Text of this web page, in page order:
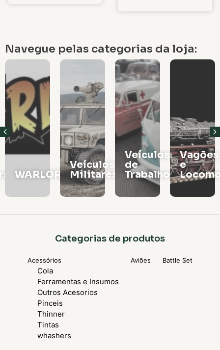
Navegue pelas categorias da loja:
WARLORD
Veículos
Militares
Veículos
de
Trabalho
Vagões
e
Categorias de produtos
Acessórios
Cola
Ferramentas e Insumos
Outros Acesorios
Pinceis
Thinner
Tintas
whashers
Aviões Battle Set